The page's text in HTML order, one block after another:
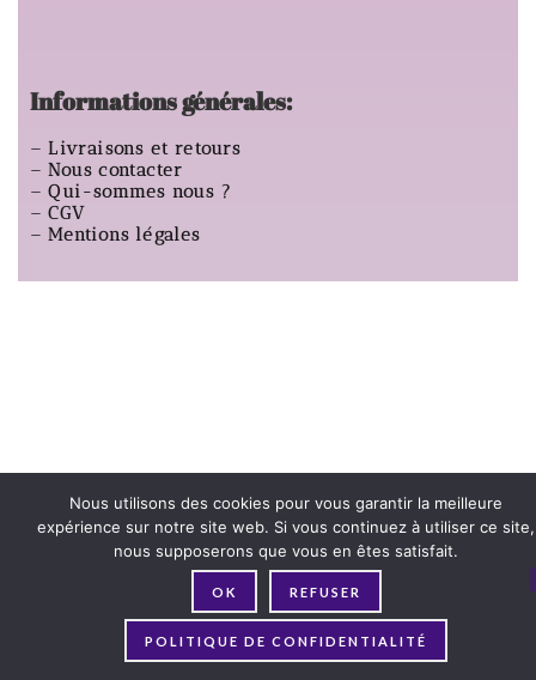
Informations générales:
–Livraisons et retours
–Nous contacter
–Qui-sommes nous ?
–CGV
–Mentions légales
Nous utilisons des cookies pour vous garantir la meilleure
expérience sur notre site web. Si vous continuez à utiliser ce site,
nous supposerons que vous en êtes satisfait.
OK REFUSER
POLITIQUE DE CONFIDENTIALITÉ